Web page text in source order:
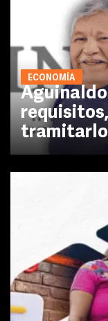
ECONOMÍA
tramitarlo